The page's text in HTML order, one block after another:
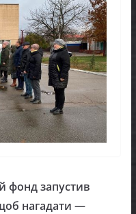
фонд запустив
нагадати —